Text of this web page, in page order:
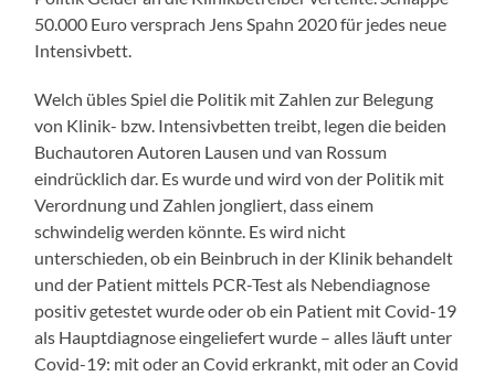
50.000 Euro versprach Jens Spahn 2020 für jedes neue
Intensivbett.
Welch übles Spiel die Politik mit Zahlen zur Belegung
von Klinik- bzw. Intensivbetten treibt, legen die beiden
Buchautoren Autoren Lausen und van Rossum
eindrücklich dar. Es wurde und wird von der Politik mit
Verordnung und Zahlen jongliert, dass einem
schwindelig werden könnte. Es wird nicht
unterschieden, ob ein Beinbruch in der Klinik behandelt
und der Patient mittels PCR-Test als Nebendiagnose
positiv getestet wurde oder ob ein Patient mit Covid-19
als Hauptdiagnose eingeliefert wurde – alles läuft unter
Covid-19: mit oder an Covid erkrankt, mit oder an Covid